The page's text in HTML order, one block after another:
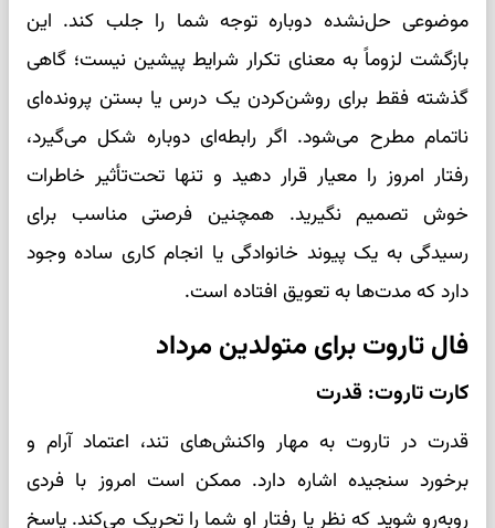
موضوعی حل‌نشده دوباره توجه شما را جلب کند. این
بازگشت لزوماً به معنای تکرار شرایط پیشین نیست؛ گاهی
گذشته فقط برای روشن‌کردن یک درس یا بستن پرونده‌ای
ناتمام مطرح می‌شود. اگر رابطه‌ای دوباره شکل می‌گیرد،
رفتار امروز را معیار قرار دهید و تنها تحت‌تأثیر خاطرات
خوش تصمیم نگیرید. همچنین فرصتی مناسب برای
رسیدگی به یک پیوند خانوادگی یا انجام کاری ساده وجود
دارد که مدت‌ها به تعویق افتاده است.
فال تاروت برای متولدین مرداد
کارت تاروت: قدرت
قدرت در تاروت به مهار واکنش‌های تند، اعتماد آرام و
برخورد سنجیده اشاره دارد. ممکن است امروز با فردی
روبه‌رو شوید که نظر یا رفتار او شما را تحریک می‌کند. پاسخ